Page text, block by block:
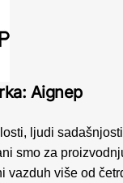
Aignep
ljudi
smo za
vazduh više od